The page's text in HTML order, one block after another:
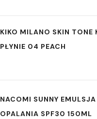
KIKO MILANO SKIN TONE
PŁYNIE 04 PEACH
NACOMI SUNNY EMULSJA
OPALANIA SPF30 150ML